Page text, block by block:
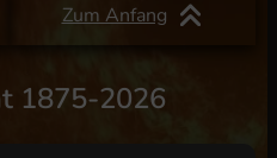
Zum Anfang
1875-2026